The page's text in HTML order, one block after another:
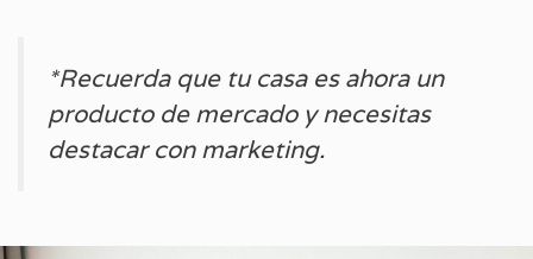
*Recuerda que tu casa es ahora un
producto de mercado y necesitas
destacar con marketing.